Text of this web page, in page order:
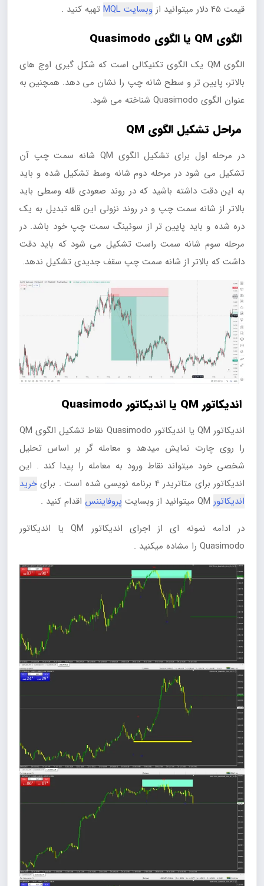
قیمت 45 دلار میتوانید از
وبسایت MQL تهیه کنید .
الگوی QM یا الگوی Quasimodo
الگوی QM یک الگوی تکنیکالی است که شکل گیری اوج های
بالاتر، پایین تر و سطح شانه چپ را نشان می دهد. همچنین به
عنوان الگوی Quasimodo شناخته می شود.
مراحل تشکیل الگوی
در مرحله اول برای تشکیل الگوی QM شانه سمت چپ آن
تشکیل می شود در مرحله دوم شانه وسط تشکیل شده و باید
به این دقت داشته باشید که در روند صعودی قله وسطی باید
بالاتر از شانه سمت چپ و در روند نزولی این قله تبدیل به یک
دره شده و باید پایین تر از سوئینگ سمت چپ خود باشد. در
مرحله سوم شانه سمت راست تشکیل می شود که باید دقت
داشت که بالاتر از شانه سمت چپ سقف جدیدی تشکیل ندهد.
اندیکاتور QM یا اندیکاتور Quasimodo
اندیکاتور QM یا اندیکاتور Quasimodo نقاط تشکیل الگوی QM
را روی چارت نمایش میدهد و معامله گر بر اساس تحلیل
شخصی خود میتواند نقاط ورود به معامله را پیدا کند . این
اندیکاتور برای متاتریدر 4 برنامه نویسی شده است . برای
خرید
اندیکاتور
پروفایننس اقدام کنید .
در ادامه نمونه ای از اجرای اندیکاتور QM یا اندیکاتور
Quasimodo را مشاده میکنید .